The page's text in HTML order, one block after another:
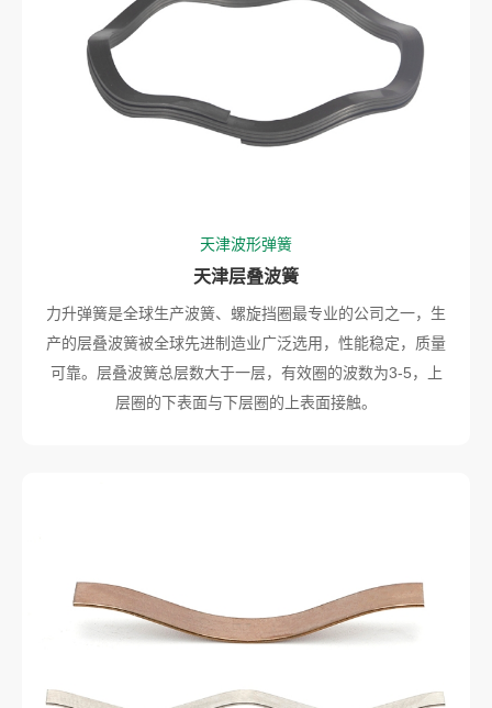
天津波形弹簧
天津层叠波簧
力升弹簧是全球生产波簧、螺旋挡圈最专业的公司之一，生
产的层叠波簧被全球先进制造业广泛选用，性能稳定，质量
可靠。层叠波簧总层数大于一层，有效圈的波数为3-5，上
层圈的下表面与下层圈的上表面接触。